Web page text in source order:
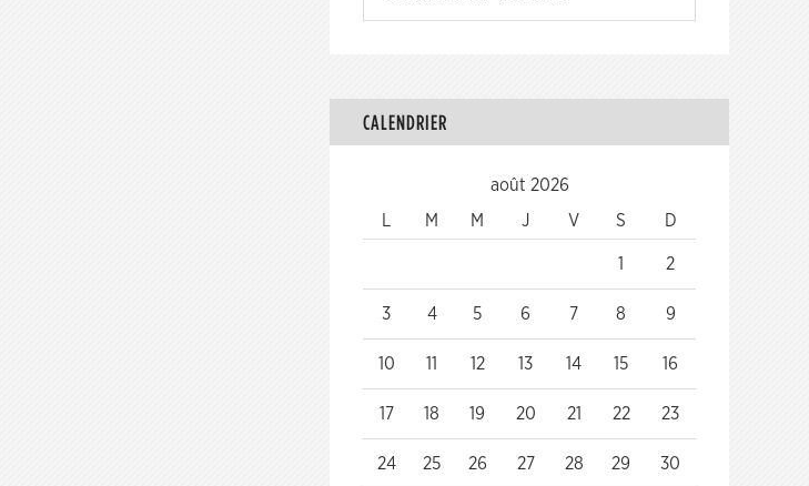
CALENDRIER
août 2026
M M J V S D
1 2
3 4 5 6 7 8 9
10 11 12 13 14 15 16
17 18 19 20 21 22 23
24 25 26 27 28 29 30